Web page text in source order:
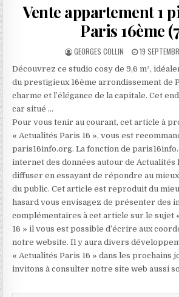
Vente appartement 1
Paris 16ème
AUTHOR:
GEORGES COLLIN
PUBLISHED
19
Découvrez ce studio cosy de 9,6 m²,
du prestigieux 16ème arrondissement de
charme et l’élégance de la capitale. Cet
car situé …
Pour vous tenir au courant, cet article à
« Actualités Paris 16 », vous est
paris16info.org. La fonction de
internet des données autour de Actualités
diffuser en essayant de répondre au
du public. Cet article est reproduit du
hasard vous envisagez de présenter des
complémentaires à cet article sur le sujet
16 » il vous est possible d’écrire aux
notre website. Il y aura divers
« Actualités Paris 16 » dans les prochains
invitons à consulter notre site web aussi